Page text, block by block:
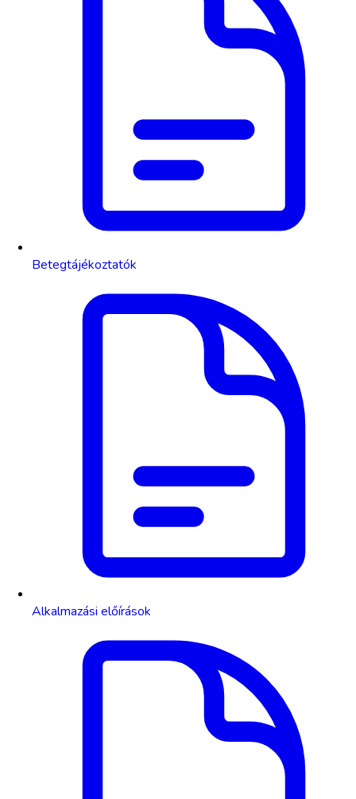
Betegtájékoztatók
Alkalmazási előírások